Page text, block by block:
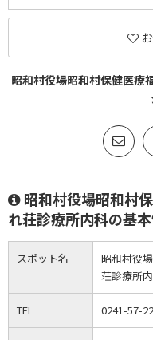
昭和村役場昭和村保健医療
昭和村役場昭和村
れ荘診療所内科の基
スポット名
昭和村役
荘診療所
TEL 0241-57-